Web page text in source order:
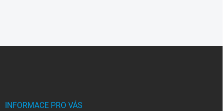
INFORMACE PRO VÁS